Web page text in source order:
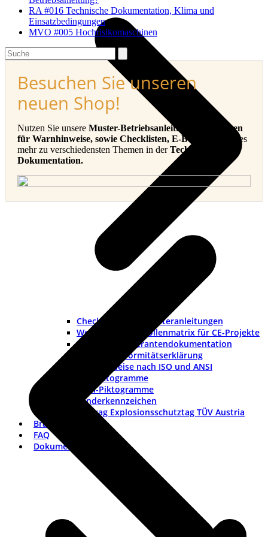
Checklisten und Musteranleitungen
Werkzeuge und Rollenmatrix für CE-Projekte
Checkliste Lieferantendokumentation
Muster-Konformitätserklärung
Warnhinweise nach ISO und ANSI
ISO-Piktogramme
ANSI-Piktogramme
Länderkennzeichen
Vortrag Explosionsschutztag TÜV Austria
Branchen
FAQ
Dokumentation
RA #016 Technische Dokumentation, Klima und
Einsatzbedingungen
MVO #005 Hochrisikomaschinen
Search
Besuchen Sie unseren
neuen Shop!
Nutzen Sie unsere Muster-Betriebsanleitungen, Vorlagen
für Warnhinweise, sowie Checklisten, E-Books
und vieles
mehr zu verschiedensten Themen in derTechnischen
Dokumentation.